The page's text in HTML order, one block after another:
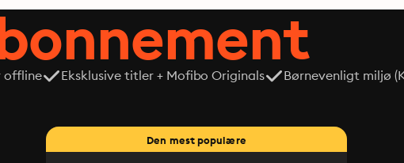
offline Eksklusive titler + Mofibo Originals
Børnevenligt miljø
Den mest populære